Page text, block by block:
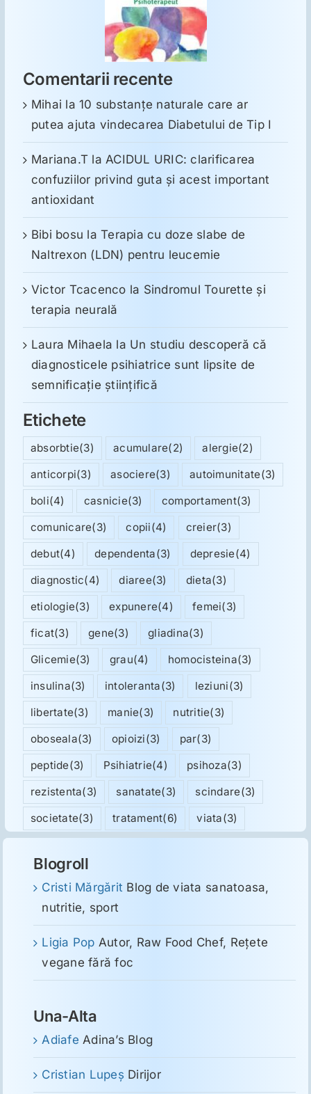
Comentarii recente
Mihai la10 substanţe naturale care ar
putea ajuta vindecarea Diabetului de Tip I
Mariana.T la ACIDUL URIC: clarificarea
confuziilor privind guta și acest important
antioxidant
Bibi bosu laTerapia cu doze slabe de
Naltrexon (LDN) pentru leucemie
Victor Tcacenco la Sindromul Tourette şi
terapia neurală
Laura Mihaela la Un studiu descoperă că
diagnosticele psihiatrice sunt lipsite de
semnificație științifică
Etichete
absorbtie(3) acumulare(2) alergie(2)
anticorpi(3) asociere(3) autoimunitate(3)
boli(4) casnicie(3) comportament(3)
comunicare(3) copii(4) creier(3)
debut(4) dependenta(3) depresie(4)
diagnostic(4) diaree(3) dieta(3)
etiologie(3) expunere(4) femei(3)
ficat(3) gene(3) gliadina(3)
Glicemie(3) grau(4) homocisteina(3)
insulina(3) intoleranta(3) leziuni(3)
libertate(3) manie(3) nutritie(3)
oboseala(3) opioizi(3) par(3)
peptide(3) Psihiatrie(4) psihoza(3)
rezistenta(3) sanatate(3) scindare(3)
societate(3) tratament(6) viata(3)
Blogroll
Cristi Mărgărit Blog de viata sanatoasa,
nutritie, sport
Ligia Pop Autor, Raw Food Chef, Reţete
vegane fără foc
Una-Alta
Adiafe Adina’s Blog
Cristian Lupeş Dirijor